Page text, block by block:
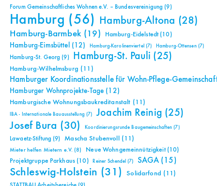
Forum Gemeinschaftliches Wohnen e.V. – Bundesvereinigung (9)
Hamburg (56) Hamburg-Altona (28)
Hamburg-Barmbek(19) Hamburg-Eidelstedt(10)
Hamburg-Eimsbüttel (12) Hamburg-Karolinenviertel (7) Hamburg-Ottensen(7)
Hamburg-St. Georg (9) Hamburg-St. Pauli (25)
Hamburg-Wilhelmsburg (11)
Hamburger Koordinationsstelle für Wohn-Pflege-
Hamburger Wohnprojekte-Tage (12)
Hamburgische Wohnungsbaukreditanstalt (11)
IBA - Internationale Bauausstellung (7) Joachim Reinig (25)
Josef Bura (30) Koordinierungsrunde Baugemeinschaften (7)
Lawaetz-Stiftung (9) Mascha Stubenvoll (11)
Mieter helfen Mietern e.V. (8) Neue Wohngemeinnützigkeit(10)
Projektgruppe Parkhaus (10) Reiner Schendel (7) SAGA(15)
Schleswig-Holstein (31) Solidarfond (11)